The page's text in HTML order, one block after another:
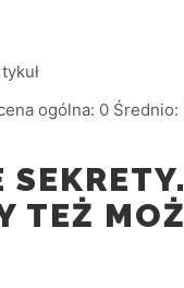
ogólna: 0Średnio:
TEŻ